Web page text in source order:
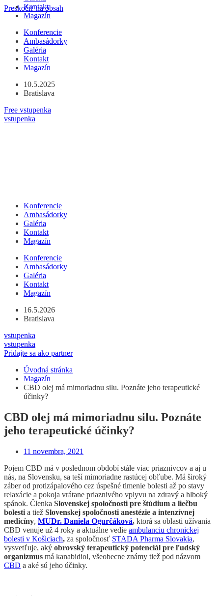
Preskočiť na obsah
Kontakt
Magazín
Konferencie
Ambasádorky
Galéria
Kontakt
Magazín
10.5.2025
Bratislava
Free vstupenka
vstupenka
Konferencie
Ambasádorky
Galéria
Kontakt
Magazín
Konferencie
Ambasádorky
Galéria
Kontakt
Magazín
16.5.2026
Bratislava
vstupenka
vstupenka
Pridajte sa ako partner
Úvodná stránka
Magazín
CBD olej má mimoriadnu silu. Poznáte jeho terapeutické
účinky?
CBD olej má mimoriadnu silu. Poznáte
jeho terapeutické účinky?
11 novembra, 2021
Pojem CBD má v poslednom období stále viac priaznivcov a aj u
nás, na Slovensku, sa teší mimoriadne rastúcej obľube. Má široký
záber od protizápalového cez úspešné tlmenie bolesti až po stavy
relaxácie a pokoja vrátane priaznivého vplyvu na zdravý a hlboký
spánok. Členka Slovenskej spoločnosti pre štúdium a liečbu
bolesti a tiež Slovenskej spoločnosti anestézie a intenzívnej
medicíny, MUDr. Daniela Ogurčáková, ktorá sa oblasti užívania
CBD venuje už 4 roky a aktuálne vedie ambulanciu chronickej
bolesti v Košiciach, za spoločnosť STADA Pharma Slovakia,
vysvetľuje, aký obrovský terapeutický potenciál pre ľudský
organizmus má kanabidiol, všeobecne známy tiež pod názvom
CBD a aké sú jeho účinky.